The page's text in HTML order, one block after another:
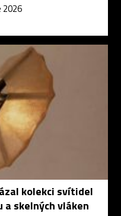
2026
kolekci svítidel
a skelných vláken